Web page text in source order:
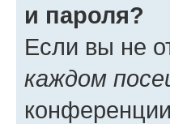
и пароля?
Если вы не
каждом